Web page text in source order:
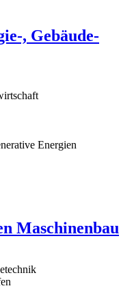
, Gebäude-
Energien
Maschinenbau